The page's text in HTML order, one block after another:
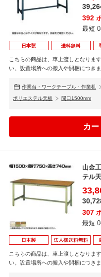
392
最短
こちらの商品は、車上渡しとなりま
い。設置場所への搬入や開梱につき
作業台・ワークテーブル・作業机
ポリエステル天板 間口1500mm
山金
テル
1...
307
最短
こちらの商品は、車上渡しとなりま
い。設置場所への搬入や開梱につき